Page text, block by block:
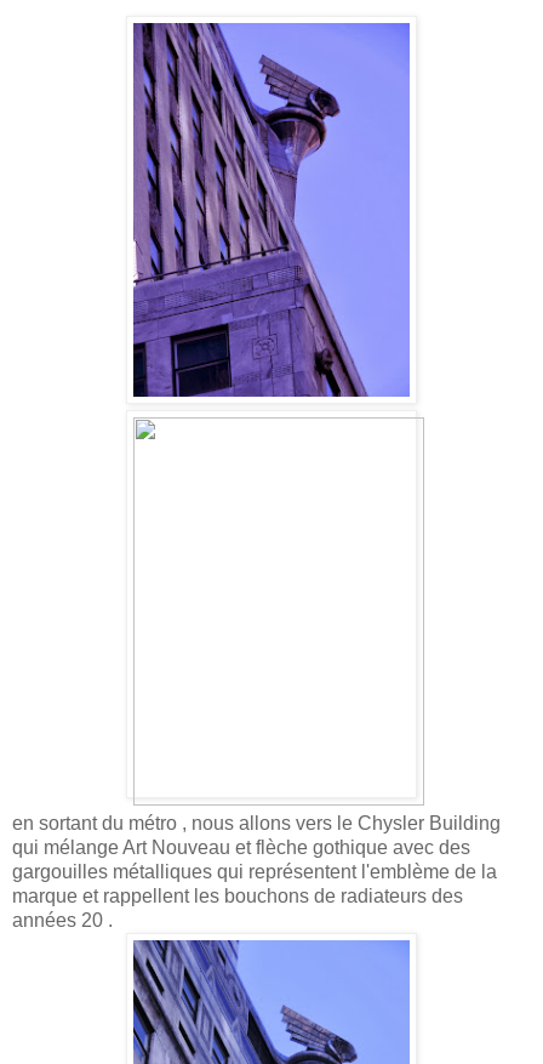
en sortant du métro , nous allons vers le Chysler Building
qui mélange Art Nouveau et flèche gothique avec des
gargouilles métalliques qui représentent l'emblème de la
marque et rappellent les bouchons de radiateurs des
années 20 .